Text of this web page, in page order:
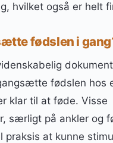
hvilket også er helt
fødslen i
fødslen hos
klar til at føde. Visse
særligt på ankler og
praksis at kunne